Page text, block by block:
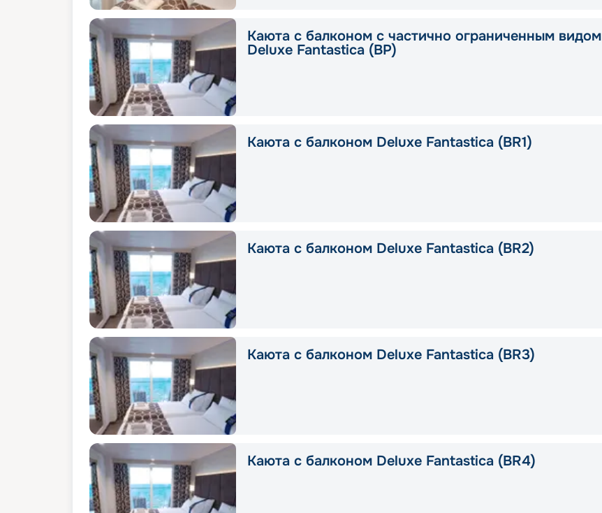
Каюта с балконом с частично ограниченным видом
Deluxe Fantastica (BP)
Каюта с балконом Deluxe Fantastica (BR1)
Каюта с балконом Deluxe Fantastica (BR2)
Каюта с балконом Deluxe Fantastica (BR3)
Каюта с балконом Deluxe Fantastica (BR4)